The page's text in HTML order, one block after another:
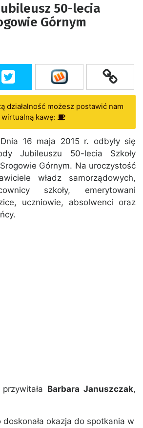
50-lecia
Górnym
działalność możesz postawić nam
wirtualną kawę:
16 maja 2015 r. odbyły się
Jubileuszu 50-lecia Szkoły
Górnym. Na uroczystość
władz samorządowych,
szkoły, emerytowani
uczniowie, absolwenci oraz
Barbara Januszczak,
doskonała okazja do spotkania w